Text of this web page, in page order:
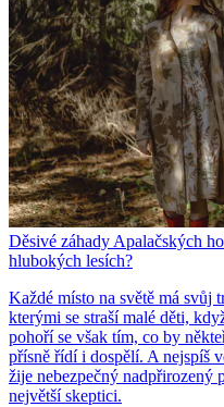
Děsivé záhady Apalačských
hlubokých lesích?
Každé místo na světě má svůj
kterými se straší malé děti,
pohoří se však tím, co by
přísně řídí i dospělí. A nejspíš
žije nebezpečný nadpřirozený
největší skeptici.